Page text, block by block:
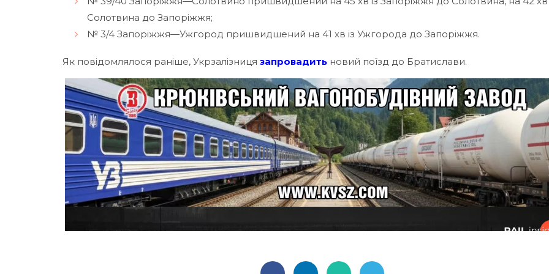
Солотвина до Запоріжжя;
№ 3/4 Запоріжжя—Ужгород пришвидшений на 41 хв із Ужгорода до Запоріжжя.
Як повідомлялося раніше, Укрзалізниця запровадить новий поїзд до Братислави.